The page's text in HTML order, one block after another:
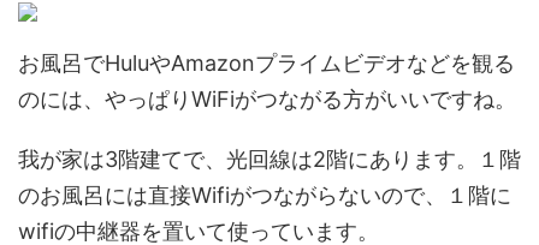
お風呂でHuluやAmazonプライムビデオなどを観る
のには、やっぱりWiFiがつながる方がいいですね。
我が家は3階建てで、光回線は2階にあります。１階
のお風呂には直接Wifiがつながらないので、１階に
wifiの中継器を置いて使っています。